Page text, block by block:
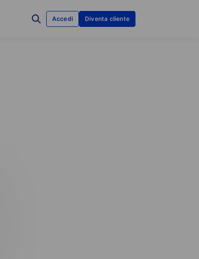
Accedi Diventa cliente